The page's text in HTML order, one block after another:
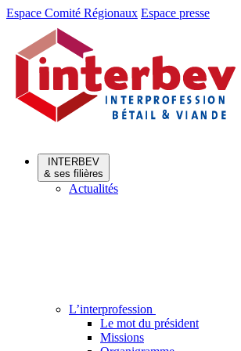
Aller
Aller
contenu
Espace Comité Régionaux Espace presse
INTERBEV
& ses filières
Actualités
L’interprofession
Le mot du président
Missions